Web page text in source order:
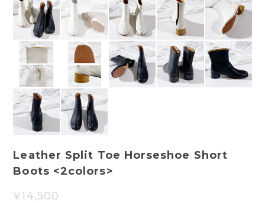
Leather Split Toe Horseshoe Short
Boots <2colors>
¥14,500